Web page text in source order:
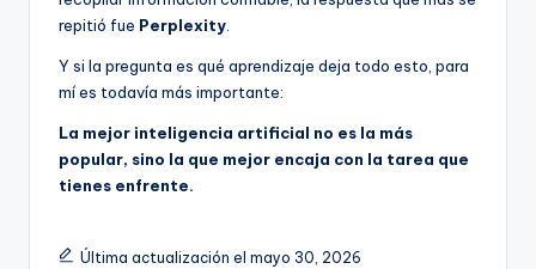
repitió fue Perplexity
Y si la pregunta es qué aprendizaje deja todo esto, para
mí es todavía más importante:
La mejor inteligencia artificial no es la más
popular, sino la que mejor encaja con la tarea que
tienes enfrente.
Última actualización el mayo 30, 2026